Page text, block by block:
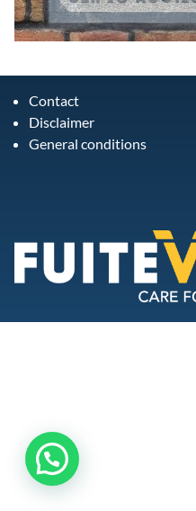
Contact
Disclaimer
General conditions